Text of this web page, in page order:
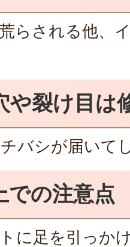
らされる他、
や裂け目は
バシが届いて
での注意点
に足を引っか